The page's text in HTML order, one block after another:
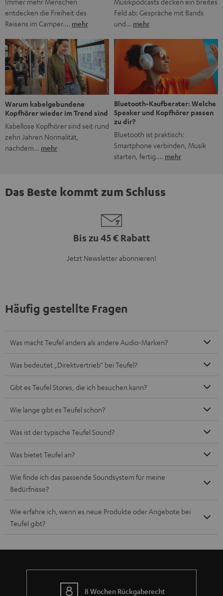
entdecken die Freiheit des
Reisens im Camper.… mehr
Feld ab: Gespräche mit Bands
und… mehr
Warum kabelgebundene
Kopfhörer wieder im Trend sind
Kabellose Kopfhörer sind seit rund
zehn Jahren Normalität,
nachdem… mehr
Bluetooth-Kaufberater: Welche
Speaker und Kopfhörer passen
zu dir?
Bluetooth ist praktisch:
Smartphone verbinden, Musik
starten, fertig.… mehr
Das Beste kommt zum Schluss
Bis zu 45 € Rabatt
Jetzt Newsletter abonnieren!
Häufig gestellte Fragen
Was macht Teufel anders als andere Audio-Marken?
Was bedeutet „Direktvertrieb“ bei Teufel?
Gibt es Teufel Stores, die ich besuchen kann?
Wie lange gibt es Teufel schon?
Was ist der typische Teufel Sound?
Was bietet Teufel an?
Wie finde ich das passende Soundsystem für meine
Bedürfnisse?
Wie erfahre ich, wenn es neue Produkte oder Angebote bei
Teufel gibt?
8 Wochen Rückgaberecht